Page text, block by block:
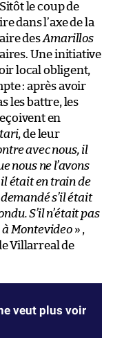
le coup de
dans l’axe de la
desAmarillos
Une initiative
local obligent,
: après avoir
les battre, les
en
, de leur
avec nous, il
nous ne l’avons
il était en train de
s’il était
S’il n’était pas
à Montevideo» ,
Villarreal de
veut plus voir